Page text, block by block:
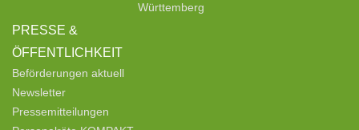
PRESSE &
ÖFFENTLICHKEIT
Beförderungen aktuell
Newsletter
Pressemitteilungen
Württemberg